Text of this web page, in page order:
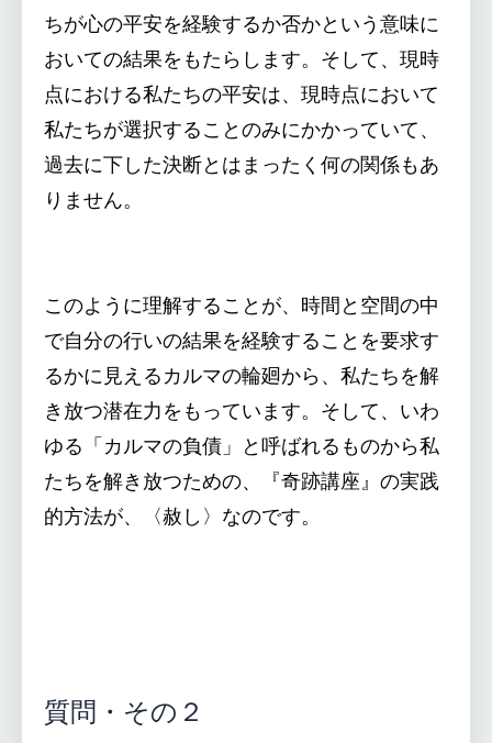
ちが心の平安を経験するか否かという意味に
おいての結果をもたらします。そして、現時
点における私たちの平安は、現時点において
私たちが選択することのみにかかっていて、
過去に下した決断とはまったく何の関係もあ
りません。
このように理解することが、時間と空間の中
で自分の行いの結果を経験することを要求す
るかに見えるカルマの輪廻から、私たちを解
き放つ潜在力をもっています。そして、いわ
ゆる「カルマの負債」と呼ばれるものから私
たちを解き放つための、『奇跡講座』の実践
的方法が、〈赦し〉なのです。
質問・その２